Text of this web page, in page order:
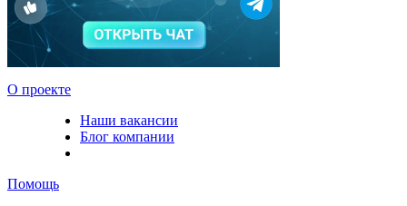
О проекте
Наши вакансии
Блог компании
Помощь